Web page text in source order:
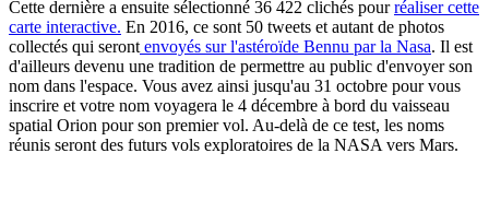
Cette dernière a ensuite sélectionné 36 422 clichés pourréaliser cette
carte interactive. En 2016, ce sont 50 tweets et autant de photos
collectés qui seront envoyés sur l'astéroïde Bennu par la Nasa. Il est
d'ailleurs devenu une tradition de permettre au public d'envoyer son
nom dans l'espace. Vous avez ainsi jusqu'au 31 octobre pour vous
inscrire et votre nom voyagera le 4 décembre à bord du vaisseau
spatial Orion pour son premier vol. Au-delà de ce test, les noms
réunis seront des futurs vols exploratoires de la NASA vers Mars.